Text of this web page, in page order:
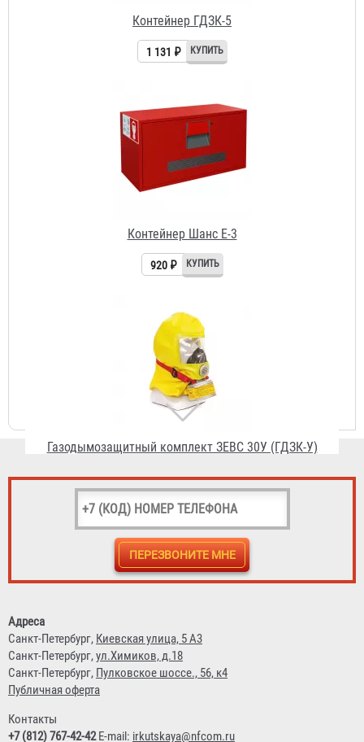
Контейнер Шанс Е-3
920 ₽
Газодымозащитный комплект ЗЕВС 30У (ГДЗК-У)
5 525 ₽
Адреса
Санкт-Петербург, Киевская улица, 5 А3
Санкт-Петербург,ул.Химиков, д.18
Санкт-Петербург, Пулковское шоссе., 56, к4
Публичная оферта
Контакты
+7 (812) 767-42-42E-mail: irkutskaya@nfcom.ru